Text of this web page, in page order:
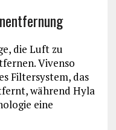
die Luft zu
Vivenso
Filtersystem, das
während Hyla
eine